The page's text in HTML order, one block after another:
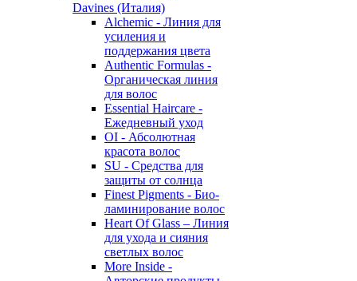
Davines (Италия)
Alchemic - Линия для
усиления и
поддержания цвета
Authentic Formulas -
Органическая линия
для волос
Essential Haircare -
Eжедневный уход
OI - Абсолютная
красота волос
SU - Средства для
защиты от солнца
Finest Pigments - Био-
ламинирование волос
Heart Of Glass – Линия
для ухода и сияния
светлых волос
More Inside -